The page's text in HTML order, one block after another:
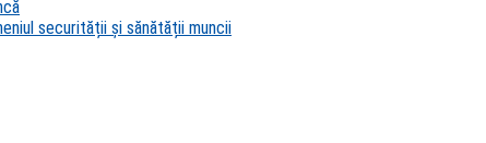
securității și sănătății muncii